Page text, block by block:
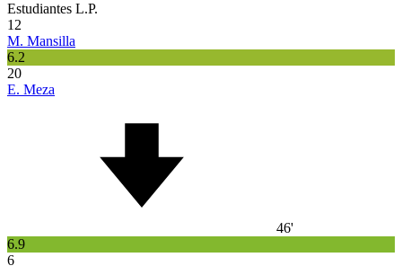
Estudiantes L.P.
12
M. Mansilla
6.2
20
E. Meza
46'
6.9
6